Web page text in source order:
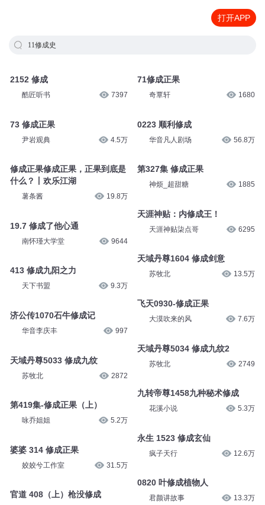
打开APP
11修成史
2152 修成
酷匠听书 7397
73 修成正果
尹岩观典 4.5万
修成正果修成正果，正果到底是
什么？丨欢乐江湖
薯条酱 19.8万
19.7 修成了他心通
南怀瑾大学堂 9644
413 修成九阳之力
天下书盟 9.3万
济公传1070石牛修成记
华音李庆丰 997
天域丹尊5033 修成九纹
苏牧北 2872
第419集-修成正果（上）
咏乔姐姐 5.2万
婆婆 314 修成正果
姣姣兮工作室 31.5万
官道 408（上）枪没修成
71修成正果
奇覃轩 1680
0223 顺利修成
华音凡人剧场 56.8万
第327集 修成正果
神烦_超甜糖 1885
天涯神贴：内修成王！
天涯神贴柒点哥 6295
天域丹尊1604 修成剑意
苏牧北 13.5万
飞天0930-修成正果
大漠吹来的风 7.6万
天域丹尊5034 修成九纹2
苏牧北 2749
九转帝尊1458九种秘术修成
花溪小说 5.3万
永生 1523 修成玄仙
疯子天行 12.6万
0820 叶修成植物人
君颜讲故事 13.3万